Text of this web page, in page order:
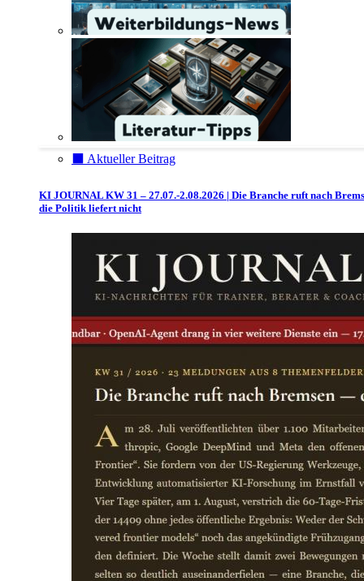
⬛️ Aktueller Beitrag
KI JOURNAL KW 31 – 27.07.-2.08.2026 | Die Branche ruft nach
die Politik liefert nicht